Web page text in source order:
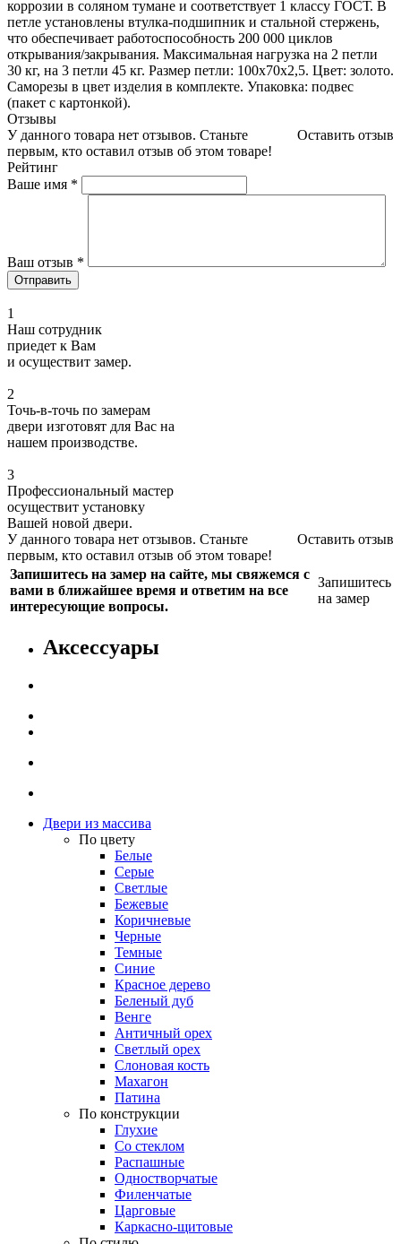
коррозии в соляном тумане и соответствует 1 классу ГОСТ. В
петле установлены втулка-подшипник и стальной стержень,
что обеспечивает работоспособность 200 000 циклов
открывания/закрывания. Максимальная нагрузка на 2 петли
30 кг, на 3 петли 45 кг. Размер петли: 100x70x2,5. Цвет: золото.
Саморезы в цвет изделия в комплекте. Упаковка: подвес
(пакет с картонкой).
Отзывы
Оставить отзыв
У данного товара нет отзывов. Станьте
первым, кто оставил отзыв об этом товаре!
Рейтинг
Ваше имя *
Ваш отзыв *
1
Наш сотрудник
приедет к Вам
и осуществит замер.
2
Точь-в-точь по замерам
двери изготовят для Вас на
нашем производстве.
3
Профессиональный мастер
осуществит установку
Вашей новой двери.
Оставить отзыв
У данного товара нет отзывов. Станьте
первым, кто оставил отзыв об этом товаре!
Запишитесь на замер на сайте, мы свяжемся с
вами в ближайшее время и ответим на все
интересующие вопросы.
Запишитесь
на замер
Аксессуары
Двери из массива
По цвету
Белые
Серые
Светлые
Бежевые
Коричневые
Черные
Темные
Синие
Красное дерево
Беленый дуб
Венге
Античный орех
Светлый орех
Слоновая кость
Махагон
Патина
По конструкции
Глухие
Со стеклом
Распашные
Одностворчатые
Филенчатые
Царговые
Каркасно-щитовые